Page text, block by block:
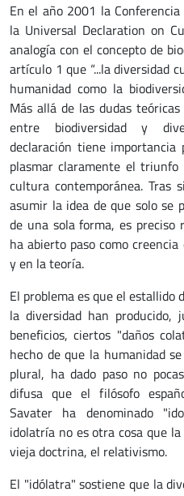
En el año 2001 la Conferencia
la Universal Declaration on
analogía con el concepto de
artículo 1 que “...la diversidad
humanidad como la
Más allá de las dudas
entre biodiversidad y
declaración tiene
plasmar claramente el
cultura contemporánea. Tras
asumir la idea de que solo se
de una sola forma, es preciso
ha abierto paso como
y en la teoría.
El problema es que el estallido
la diversidad han producido,
beneficios, ciertos "daños
hecho de que la humanidad
plural, ha dado paso no
difusa que el filósofo
Savater ha denominado
idolatría no es otra cosa que
vieja doctrina, el relativismo.
El "idólatra" sostiene que la